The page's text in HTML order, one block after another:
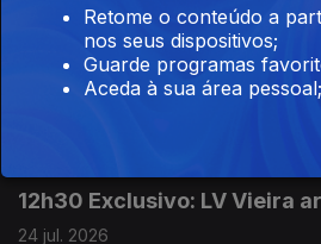
18h30 Jaime Antunes e os
Costa
12h30 Exclusivo: LV Vieira
24 jul. 2026
Retome o conteúdo a
nos seus dispositivos;
Guarde programas
Aceda à sua área pessoal;